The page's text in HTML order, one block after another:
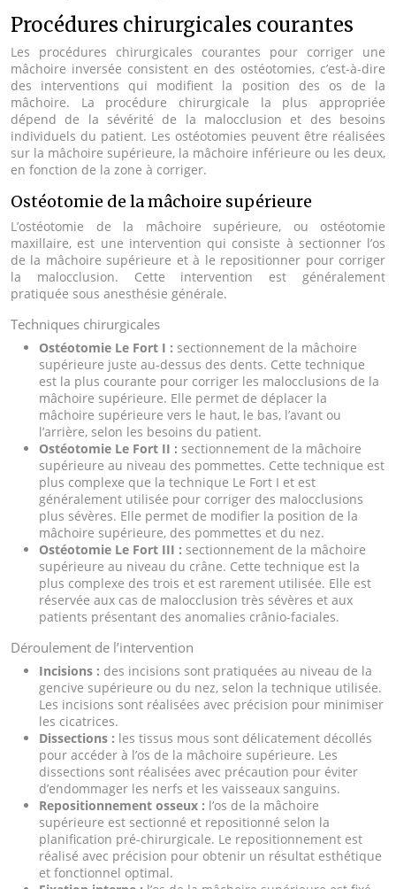
Procédures chirurgicales courantes
Les procédures chirurgicales courantes pour corriger une
mâchoire inversée consistent en des ostéotomies, c’est-à-dire
des interventions qui modifient la position des os de la
mâchoire. La procédure chirurgicale la plus appropriée
dépend de la sévérité de la malocclusion et des besoins
individuels du patient. Les ostéotomies peuvent être réalisées
sur la mâchoire supérieure, la mâchoire inférieure ou les deux,
en fonction de la zone à corriger.
Ostéotomie de la mâchoire supérieure
L’ostéotomie de la mâchoire supérieure, ou ostéotomie
maxillaire, est une intervention qui consiste à sectionner l’os
de la mâchoire supérieure et à le repositionner pour corriger
la malocclusion. Cette intervention est généralement
pratiquée sous anesthésie générale.
Techniques chirurgicales
Ostéotomie Le Fort I : sectionnement de la mâchoire
supérieure juste au-dessus des dents. Cette technique
est la plus courante pour corriger les malocclusions de la
mâchoire supérieure. Elle permet de déplacer la
mâchoire supérieure vers le haut, le bas, l’avant ou
l’arrière, selon les besoins du patient.
Ostéotomie Le Fort II : sectionnement de la mâchoire
supérieure au niveau des pommettes. Cette technique est
plus complexe que la technique Le Fort I et est
généralement utilisée pour corriger des malocclusions
plus sévères. Elle permet de modifier la position de la
mâchoire supérieure, des pommettes et du nez.
Ostéotomie Le Fort III : sectionnement de la mâchoire
supérieure au niveau du crâne. Cette technique est la
plus complexe des trois et est rarement utilisée. Elle est
réservée aux cas de malocclusion très sévères et aux
patients présentant des anomalies crânio-faciales.
Déroulement de l’intervention
Incisions : des incisions sont pratiquées au niveau de la
gencive supérieure ou du nez, selon la technique utilisée.
Les incisions sont réalisées avec précision pour minimiser
les cicatrices.
Dissections : les tissus mous sont délicatement décollés
pour accéder à l’os de la mâchoire supérieure. Les
dissections sont réalisées avec précaution pour éviter
d’endommager les nerfs et les vaisseaux sanguins.
Repositionnement osseux : l’os de la mâchoire
supérieure est sectionné et repositionné selon la
planification pré-chirurgicale. Le repositionnement est
réalisé avec précision pour obtenir un résultat esthétique
et fonctionnel optimal.